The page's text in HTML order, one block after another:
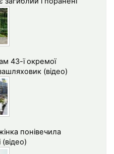
43-ї окремої
(відео)
понівечила